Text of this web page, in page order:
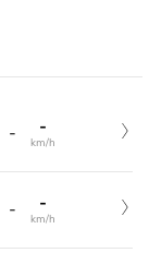
- -
km/h
- -
km/h